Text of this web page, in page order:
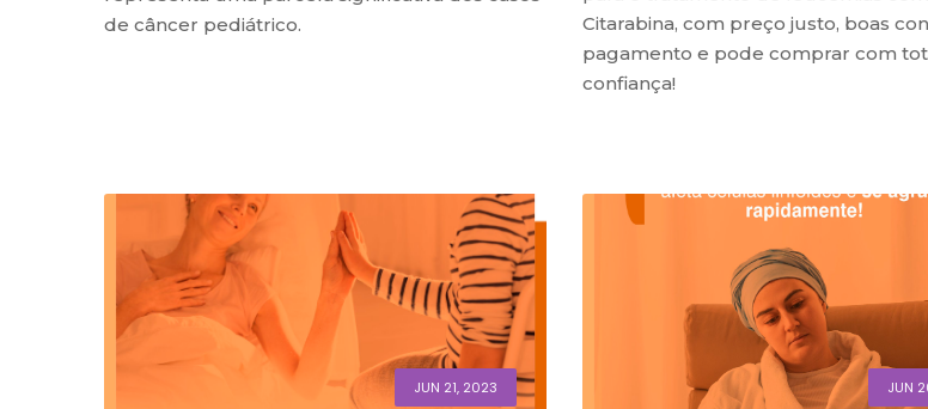
de câncer pediátrico.
Citarabina, com preço justo, boas
pagamento e pode comprar com
confiança!
JUN 21, 2023 JUN